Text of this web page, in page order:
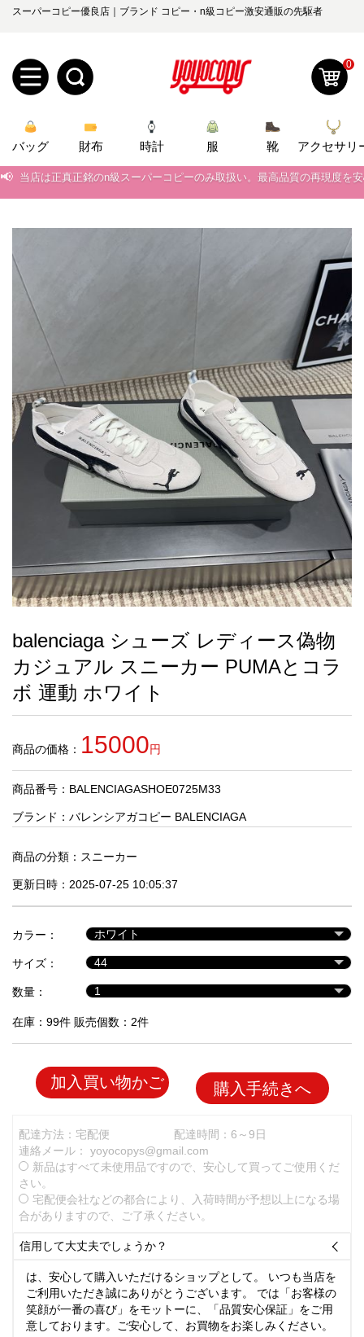
スーパーコピー優良店｜ブランド コピー・n級コピー激安通販の先駆者
規
ユ
ザ
ロ
グ
ン
オ
管
せ
yoyocopys@gmail.com
2026人気特集
バッグ
財布
時計
服
ズボン
衣装セット
靴
住まい用品
アクセサリー
ベルト
スカーフ
アイフォーンケ
ース
小物
製
品
す
め
商
人
気
商
セ
ル
品
0
バッグ 財布 時計 服 靴 アクセサリ
当店は正真正銘のn級スーパーコピーのみ取扱い。最高品質の再現度を
📢 当店は正真正銘のn級スーパーコピーのみ取扱い。最高品質の再現度を
2026春の新作続々更新中！期間中のご注文でお得な割引をご利用いただ
新作入荷！ルイ・ヴィトンスーパーコピー バッグ最新モデルが登場。
balenciaga シューズ レディース偽物
カジュアル スニーカー PUMAとコラ
ボ 運動 ホワイト
商品の価格： 15000円
商品番号：BALENCIAGASHOE0725M33
ブランド： バレンシアガコピー BALENCIAGA
商品の分類： スニーカー
更新日時：2025-07-25 10:05:37
カラー：
サイズ：
数量：
在庫：99件 販売個数：2件
加入買い物かご 購入手続きへ
配達方法：宅配便
配達時間：6～9日
連絡メール： yoyocopys@gmail.com
新品はすべて未使用品ですので、安心して買ってご使用くだ
さい。
宅配便会社などの都合により、入荷時間が予想以上になる場
合がありますので、ご了承ください。
信用して大丈夫でしょうか？ 
は、安心して購入いただけるショップとして。 いつも当店を
ご利用いただき誠にありがとうございます。 では「お客様の
笑顔が一番の喜び」をモットーに、「品質安心保証」をご用
意しております。ご安心して、お買物をお楽しみください。